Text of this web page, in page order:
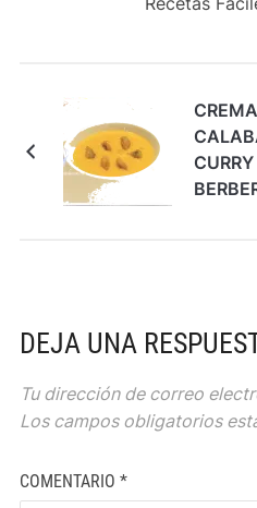
DEJA UNA
Tu dirección de correo
Los campos obligatorios
COMENTARIO *